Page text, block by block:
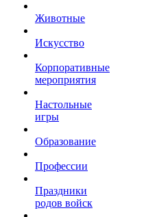
Животные
Искусство
Корпоративные
мероприятия
Настольные
игры
Образование
Профессии
Праздники
родов войск